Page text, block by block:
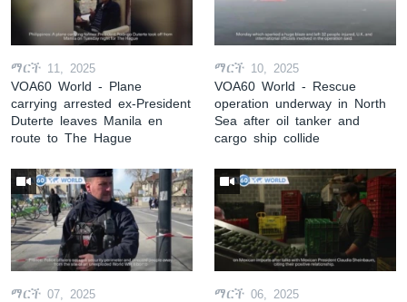
ማርች 11, 2025
VOA60 World - Plane
carrying arrested ex-President
Duterte leaves Manila en
route to The Hague
ማርች 10, 2025
VOA60 World - Rescue
operation underway in North
Sea after oil tanker and
cargo ship collide
ማርች 07, 2025 ማርች 06, 2025